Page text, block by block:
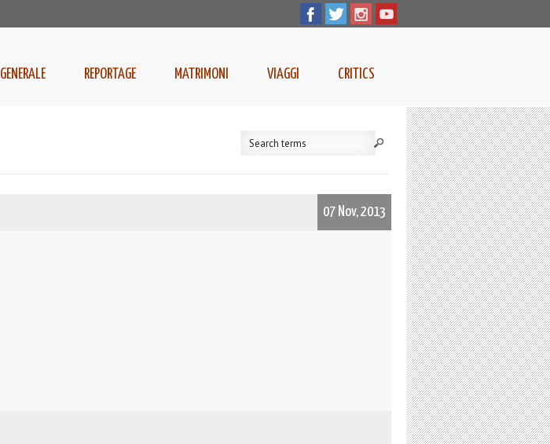
GENERALE REPORTAGE MATRIMONI VIAGGI CRITICS
07 Nov, 2013